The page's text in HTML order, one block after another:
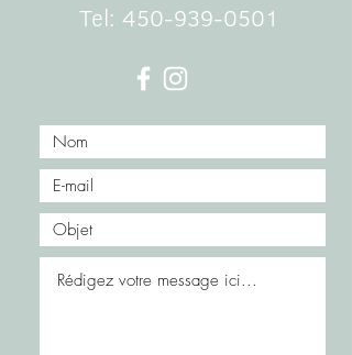
Tel: 450-939-0501